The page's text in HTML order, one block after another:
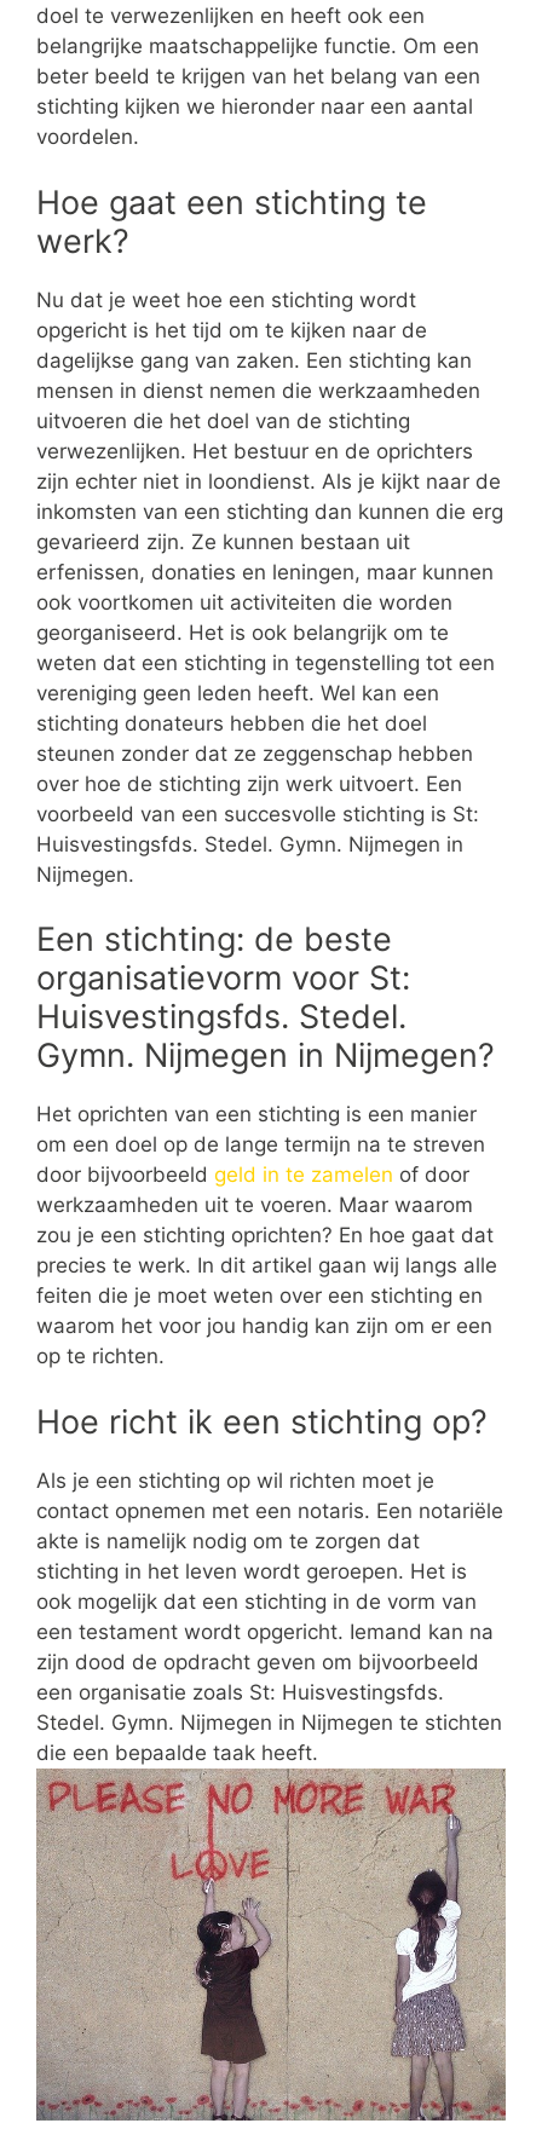
doel te verwezenlijken en heeft ook een
belangrijke maatschappelijke functie. Om een
beter beeld te krijgen van het belang van een
stichting kijken we hieronder naar een aantal
voordelen.
Hoe gaat een stichting te
werk?
Nu dat je weet hoe een stichting wordt
opgericht is het tijd om te kijken naar de
dagelijkse gang van zaken. Een stichting kan
mensen in dienst nemen die werkzaamheden
uitvoeren die het doel van de stichting
verwezenlijken. Het bestuur en de oprichters
zijn echter niet in loondienst. Als je kijkt naar de
inkomsten van een stichting dan kunnen die erg
gevarieerd zijn. Ze kunnen bestaan uit
erfenissen, donaties en leningen, maar kunnen
ook voortkomen uit activiteiten die worden
georganiseerd. Het is ook belangrijk om te
weten dat een stichting in tegenstelling tot een
vereniging geen leden heeft. Wel kan een
stichting donateurs hebben die het doel
steunen zonder dat ze zeggenschap hebben
over hoe de stichting zijn werk uitvoert. Een
voorbeeld van een succesvolle stichting is St:
Huisvestingsfds. Stedel. Gymn. Nijmegen in
Nijmegen.
Een stichting: de beste
organisatievorm voor St:
Huisvestingsfds. Stedel.
Gymn. Nijmegen in Nijmegen?
Het oprichten van een stichting is een manier
om een doel op de lange termijn na te streven
door bijvoorbeeld geld in te zamelen of door
werkzaamheden uit te voeren. Maar waarom
zou je een stichting oprichten? En hoe gaat dat
precies te werk. In dit artikel gaan wij langs alle
feiten die je moet weten over een stichting en
waarom het voor jou handig kan zijn om er een
op te richten.
Hoe richt ik een stichting op?
Als je een stichting op wil richten moet je
contact opnemen met een notaris. Een notariële
akte is namelijk nodig om te zorgen dat
stichting in het leven wordt geroepen. Het is
ook mogelijk dat een stichting in de vorm van
een testament wordt opgericht. Iemand kan na
zijn dood de opdracht geven om bijvoorbeeld
een organisatie zoals St: Huisvestingsfds.
Stedel. Gymn. Nijmegen in Nijmegen te stichten
die een bepaalde taak heeft.